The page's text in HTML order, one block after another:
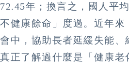
年；換言之，國人平
健康餘命」度過。近年
中，協助長者延緩失能
正了解過什麼是「健康老